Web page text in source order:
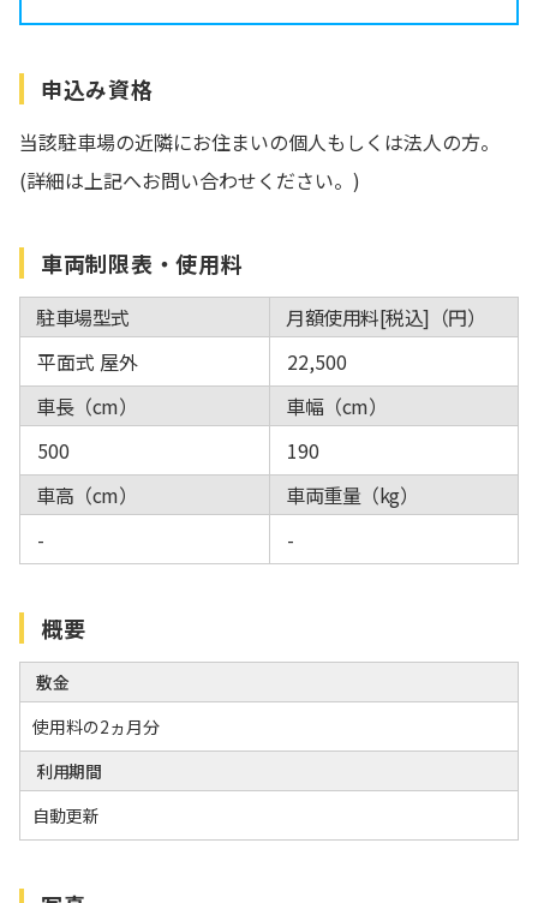
申込み資格
当該駐車場の近隣にお住まいの個人もしくは法人の方。
(詳細は上記へお問い合わせください。)
車両制限表・使用料
駐車場型式
月額使用料[税込]（円）
平面式 屋外
22,500
車長（cm）
車幅（cm）
500
190
車高（cm）
車両重量（kg）
-
-
概要
敷金
使用料の2ヵ月分
利用期間
自動更新